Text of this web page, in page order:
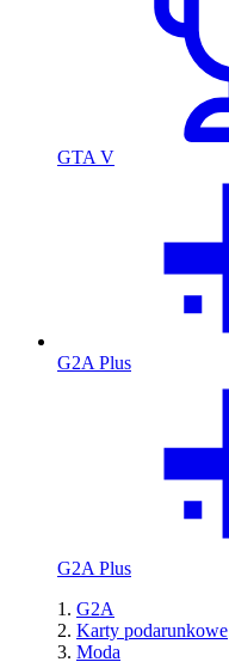
GTA V
G2A Plus
G2A Plus
G2A
Karty podarunkowe
Moda